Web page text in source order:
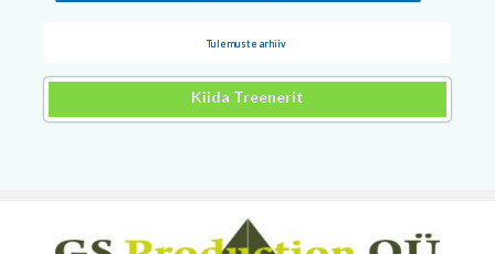
Tulemuste arhiiv
Kiida Treenerit